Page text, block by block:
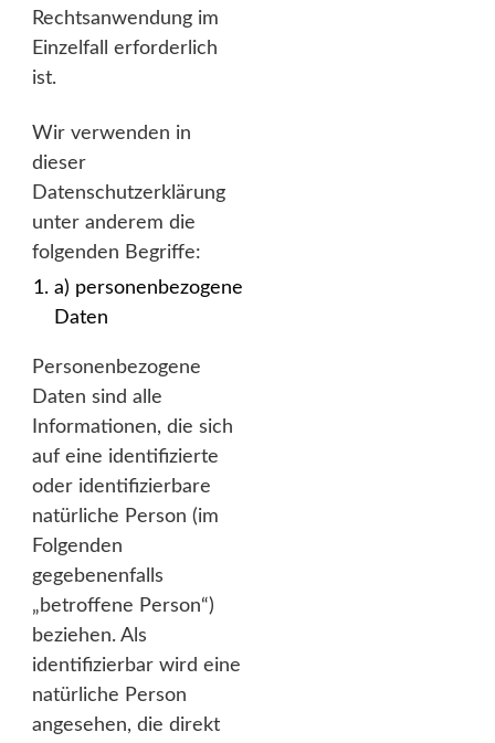
Rechtsanwendung im
Einzelfall erforderlich
ist.
Wir verwenden in
dieser
Datenschutzerklärung
unter anderem die
folgenden Begriffe:
a) personenbezogene
Daten
Personenbezogene
Daten sind alle
Informationen, die sich
auf eine identifizierte
oder identifizierbare
natürliche Person (im
Folgenden
gegebenenfalls
„betroffene Person“)
beziehen. Als
identifizierbar wird eine
natürliche Person
angesehen, die direkt